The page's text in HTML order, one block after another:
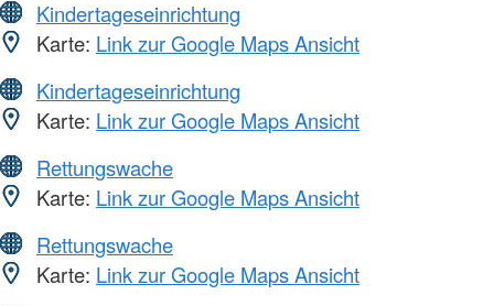
Kindertageseinrichtung
Karte: Link zur Google Maps Ansicht
Kindertageseinrichtung
Karte: Link zur Google Maps Ansicht
Rettungswache
Karte: Link zur Google Maps Ansicht
Rettungswache
Karte: Link zur Google Maps Ansicht